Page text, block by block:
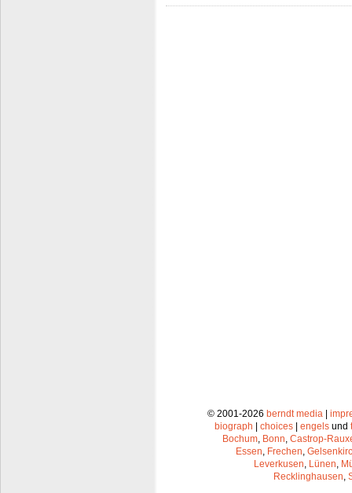
© 2001-2026 berndt media|
biograph
choices engels und
Bochum, Bonn, Castrop-
Essen, Frechen,
Leverkusen, Lünen,
Recklinghausen,